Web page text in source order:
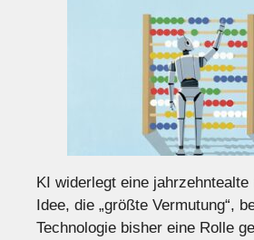
KI widerlegt eine
Idee, die „größte Vermutung“,
Technologie bisher eine Rolle